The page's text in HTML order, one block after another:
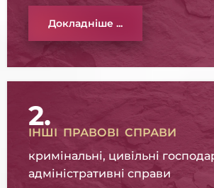
Докладніше ...
2.
ІНШІ ПРАВОВІ СПРАВИ
кримінальні, цивільні
адміністративні справи